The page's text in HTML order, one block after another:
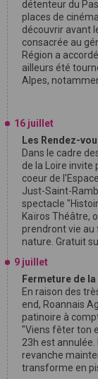
détenteur du
places de
découvrir avant
consacrée au
Région a
ailleurs été
Alpes,
16 juillet
Les Rendez-
Dans le cadre
de la Loire invite
coeur de
Just-Saint-
spectacle
Kaïros Théâtre,
prendront vie au
nature. Gratuit
9 juillet
Fermeture de
En raison des
end, Roannais
patinoire à
"Viens fêter ton
23h est annulée.
revanche
transforme en